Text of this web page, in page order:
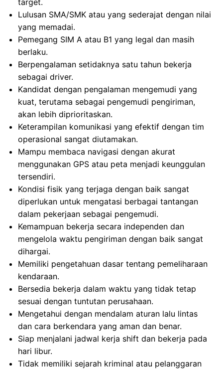
target.
Lulusan SMA/SMK atau yang sederajat dengan nilai
yang memadai.
Pemegang SIM A atau B1 yang legal dan masih
berlaku.
Berpengalaman setidaknya satu tahun bekerja
sebagai driver.
Kandidat dengan pengalaman mengemudi yang
kuat, terutama sebagai pengemudi pengiriman,
akan lebih diprioritaskan.
Keterampilan komunikasi yang efektif dengan tim
operasional sangat diutamakan.
Mampu membaca navigasi dengan akurat
menggunakan GPS atau peta menjadi keunggulan
tersendiri.
Kondisi fisik yang terjaga dengan baik sangat
diperlukan untuk mengatasi berbagai tantangan
dalam pekerjaan sebagai pengemudi.
Kemampuan bekerja secara independen dan
mengelola waktu pengiriman dengan baik sangat
dihargai.
Memiliki pengetahuan dasar tentang pemeliharaan
kendaraan.
Bersedia bekerja dalam waktu yang tidak tetap
sesuai dengan tuntutan perusahaan.
Mengetahui dengan mendalam aturan lalu lintas
dan cara berkendara yang aman dan benar.
Siap menjalani jadwal kerja shift dan bekerja pada
hari libur.
Tidak memiliki sejarah kriminal atau pelanggaran